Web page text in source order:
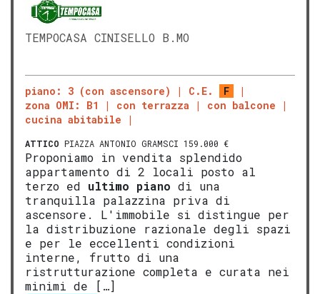
TEMPOCASA CINISELLO B.MO
piano: 3 (con ascensore) C.E.
F
zona OMI: B1
con terrazza
con balcone
cucina abitabile
ATTICO PIAZZA ANTONIO GRAMSCI 159.000 €
Proponiamo in vendita splendido
appartamento di 2 locali posto al
terzo ed ultimo piano di una
tranquilla palazzina priva di
ascensore. L'immobile si distingue per
la distribuzione razionale degli spazi
e per le eccellenti condizioni
interne, frutto di una
ristrutturazione completa e curata nei
minimi de […]